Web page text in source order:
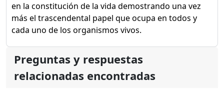
en la constitución de la vida demostrando una vez
más el trascendental papel que ocupa en todos y
cada uno de los organismos vivos.
Preguntas y respuestas
relacionadas encontradas